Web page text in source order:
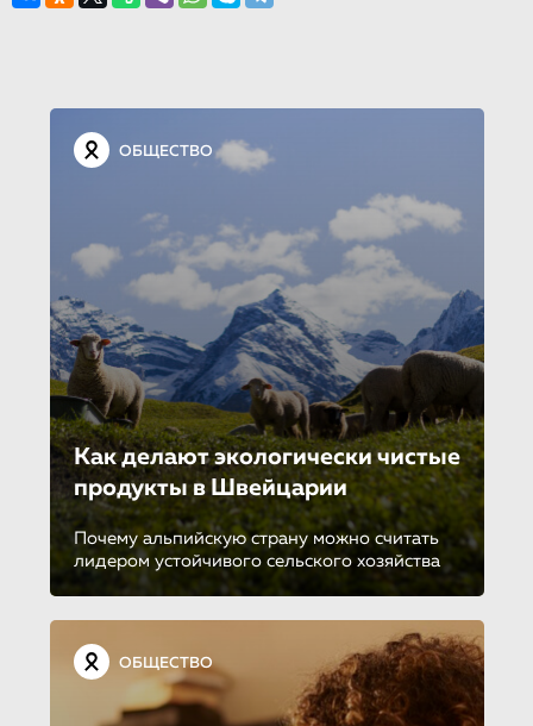
ОБЩЕСТВО
Как делают экологически чистые
продукты в Швейцарии
Почему альпийскую страну можно считать
лидером устойчивого сельского хозяйства
ОБЩЕСТВО